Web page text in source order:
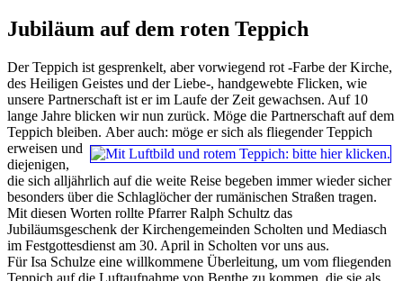
Jubiläum auf dem roten Teppich
Der Teppich ist gesprenkelt, aber vorwiegend rot -Farbe der Kirche,
des Heiligen Geistes und der Liebe-, handgewebte Flicken, wie
unsere Partnerschaft ist er im Laufe der Zeit gewachsen. Auf 10
lange Jahre blicken wir nun zurück. Möge die Partnerschaft auf dem
Teppich bleiben. Aber auch: möge er sich als fliegender Teppich
erweisen und
diejenigen,
die sich alljährlich auf die weite Reise begeben immer wieder sicher
besonders über die Schlaglöcher der rumänischen Straßen tragen.
Mit diesen Worten rollte Pfarrer Ralph Schultz das
Jubiläumsgeschenk der Kirchengemeinden Scholten und Mediasch
im Festgottesdienst am 30. April in Scholten vor uns aus.
Für Isa Schulze eine willkommene Überleitung, um vom fliegenden
Teppich auf die Luftaufnahme von Benthe zu kommen, die sie als